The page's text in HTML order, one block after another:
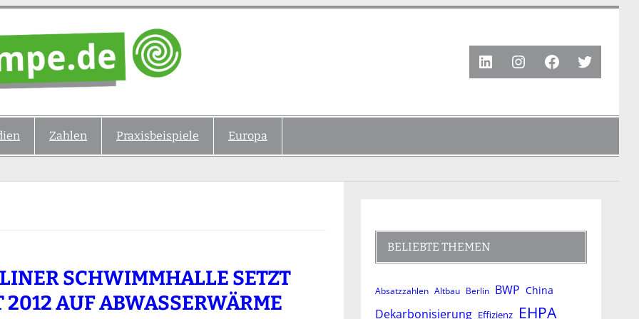
LinkedInInstagram
Facebook
Twitter
Zahlen Praxisbeispiele Europa
SCHWIMMHALLE SETZT
2012 AUF ABWASSERWÄRME
BELIEBTE THEMEN
Absatzzahlen Altbau Berlin BWP China
Dekarbonisierung Effizienz EHPA